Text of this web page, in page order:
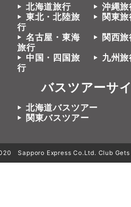
北海道旅行
沖縄旅
東北・北陸旅
行
関東
名古屋・東海
旅行
関西
中国・四国旅
行
九州旅
バスツアーサ
北海道バスツアー
関東バスツアー
Sapporo Express Co.Ltd. Club Gets